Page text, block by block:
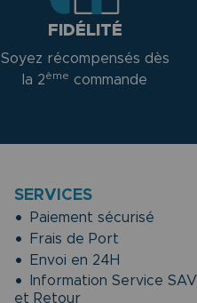
FIDÉLITÉ
Soyez récompensés dès
la 2ème commande
SERVICES
Paiement sécurisé
Frais de Port
Envoi en 24H
Information Service SAV
et Retour